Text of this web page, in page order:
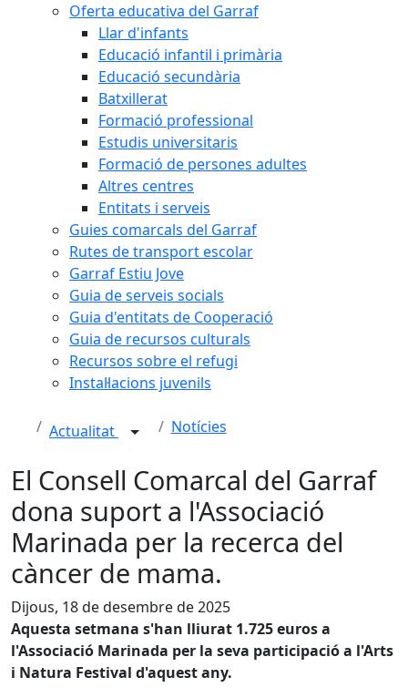
Oferta educativa del Garraf
Llar d'infants
Educació infantil i primària
Educació secundària
Batxillerat
Formació professional
Estudis universitaris
Formació de persones adultes
Altres centres
Entitats i serveis
Guies comarcals del Garraf
Rutes de transport escolar
Garraf Estiu Jove
Guia de serveis socials
Guia d'entitats de Cooperació
Guia de recursos culturals
Recursos sobre el refugi
Instal·lacions juvenils
Actualitat Notícies
El Consell Comarcal del Garraf
dona suport a l'Associació
Marinada per la recerca del
càncer de mama.
Dijous, 18 de desembre de 2025
Aquesta setmana s'han lliurat 1.725 euros a
l'Associació Marinada per la seva participació a l'Arts
i Natura Festival d'aquest any.